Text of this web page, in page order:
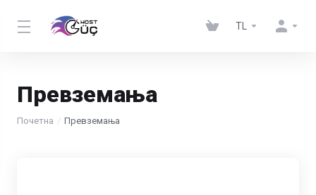
TL
Превземања
Почетна Превземања